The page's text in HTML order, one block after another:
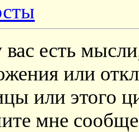
вас есть
или
или этого
мне